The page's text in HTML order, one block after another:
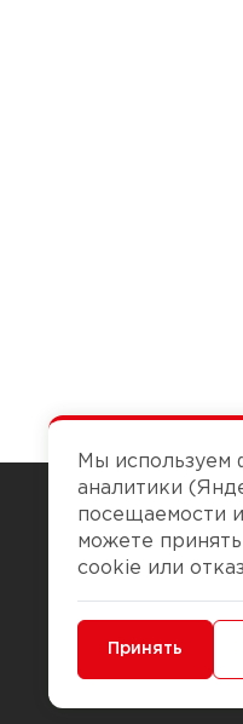
Мы используем
аналитики
посещаемости
можете
cookie или
Минимальные
Принять